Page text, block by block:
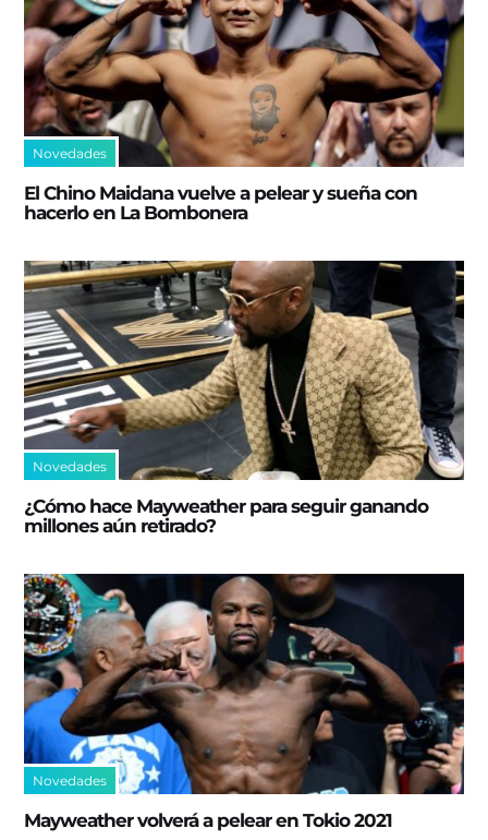
Novedades
El Chino Maidana vuelve a pelear y sueña con
hacerlo en La Bombonera
Novedades
¿Cómo hace Mayweather para seguir ganando
millones aún retirado?
Novedades
Mayweather volverá a pelear en Tokio 2021